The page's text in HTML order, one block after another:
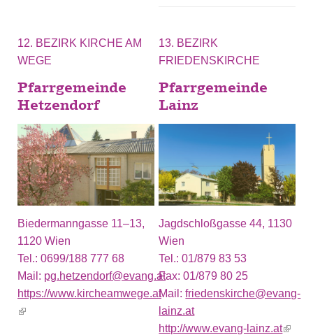
12. BEZIRK KIRCHE AM
WEGE
Pfarrgemeinde
Hetzendorf
Biedermanngasse 11–13,
1120 Wien
Tel.: 0699/188 777 68
Mail: pg.hetzendorf@evang.at
https://www.kircheamwege.at
(link is external)
13. BEZIRK
FRIEDENSKIRCHE
Pfarrgemeinde
Lainz
Jagdschloßgasse 44, 1130
Wien
Tel.:01/879 83 53
Fax:01/879 80 25
Mail:friedenskirche@evang-
lainz.at
http://www.evang-lainz.at(link